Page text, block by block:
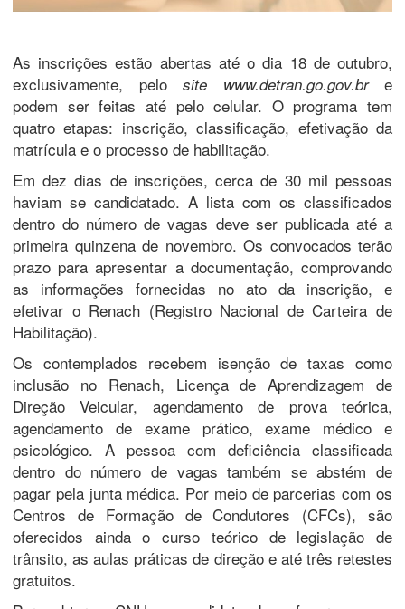
As inscrições estão abertas até o dia 18 de outubro,
exclusivamente, pelo site www.detran.go.gov.bre
podem ser feitas até pelo celular. O programa tem
quatro etapas: inscrição, classificação, efetivação da
matrícula e o processo de habilitação.
Em dez dias de inscrições, cerca de 30 mil pessoas
haviam se candidatado. A lista com os classificados
dentro do número de vagas deve ser publicada até a
primeira quinzena de novembro. Os convocados terão
prazo para apresentar a documentação, comprovando
as informações fornecidas no ato da inscrição, e
efetivar o Renach (Registro Nacional de Carteira de
Habilitação).
Os contemplados recebem isenção de taxas como
inclusão no Renach, Licença de Aprendizagem de
Direção Veicular, agendamento de prova teórica,
agendamento de exame prático, exame médico e
psicológico. A pessoa com deficiência classificada
dentro do número de vagas também se abstém de
pagar pela junta médica. Por meio de parcerias com os
Centros de Formação de Condutores (CFCs), são
oferecidos ainda o curso teórico de legislação de
trânsito, as aulas práticas de direção e até três retestes
gratuitos.